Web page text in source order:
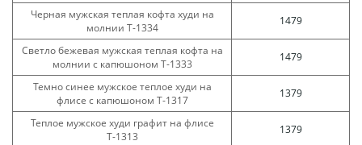
Черная мужская теплая кофта худи на
молнии Т-1334
1479
Светло бежевая мужская теплая кофта на
молнии с капюшоном Т-1333
1479
Темно синее мужское теплое худи на
флисе с капюшоном Т-1317
1379
Теплое мужское худи графит на флисе
Т-1313
1379